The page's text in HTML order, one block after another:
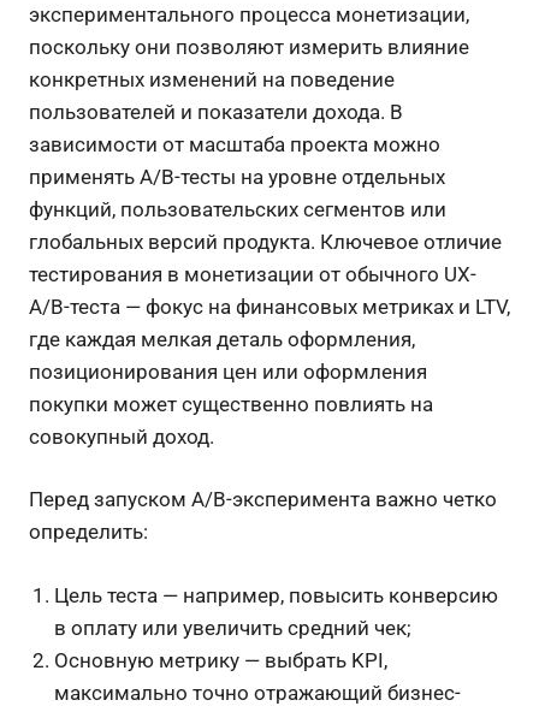
экспериментального процесса монетизации,
поскольку они позволяют измерить влияние
конкретных изменений на поведение
пользователей и показатели дохода. В
зависимости от масштаба проекта можно
применять A/B-тесты на уровне отдельных
функций, пользовательских сегментов или
глобальных версий продукта. Ключевое отличие
тестирования в монетизации от обычного UX-
A/B-теста — фокус на финансовых метриках и LTV,
где каждая мелкая деталь оформления,
позиционирования цен или оформления
покупки может существенно повлиять на
совокупный доход.
Перед запуском A/B-эксперимента важно четко
определить:
Цель теста — например, повысить конверсию
в оплату или увеличить средний чек;
Основную метрику — выбрать KPI,
максимально точно отражающий бизнес-